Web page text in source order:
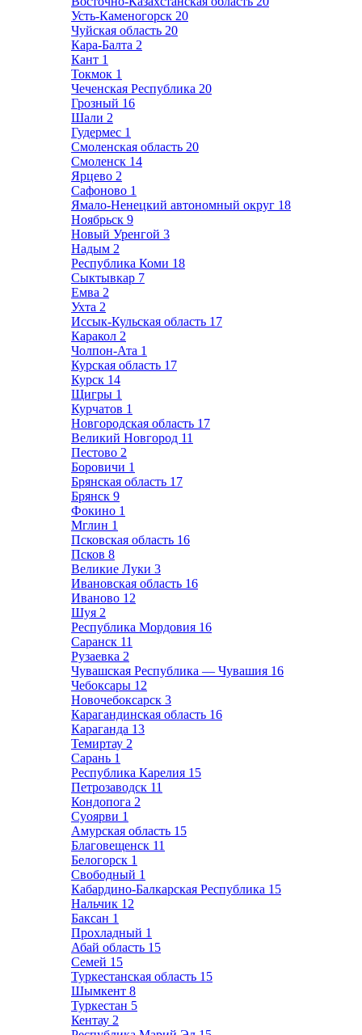
Усть-Каменогорск 20
Чуйская область 20
Кара-Балта 2
Кант 1
Токмок 1
Чеченская Республика 20
Грозный 16
Шали 2
Гудермес 1
Смоленская область 20
Смоленск 14
Ярцево 2
Сафоново 1
Ямало-Ненецкий автономный округ 18
Ноябрьск 9
Новый Уренгой 3
Надым 2
Республика Коми 18
Сыктывкар 7
Емва 2
Ухта 2
Иссык-Кульская область 17
Каракол 2
Чолпон-Ата 1
Курская область 17
Курск 14
Щигры 1
Курчатов 1
Новгородская область 17
Великий Новгород 11
Пестово 2
Боровичи 1
Брянская область 17
Брянск 9
Фокино 1
Мглин 1
Псковская область 16
Псков 8
Великие Луки 3
Ивановская область 16
Иваново 12
Шуя 2
Республика Мордовия 16
Саранск 11
Рузаевка 2
Чувашская Республика — Чувашия 16
Чебоксары 12
Новочебоксарск 3
Карагандинская область 16
Караганда 13
Темиртау 2
Сарань 1
Республика Карелия 15
Петрозаводск 11
Кондопога 2
Суоярви 1
Амурская область 15
Благовещенск 11
Белогорск 1
Свободный 1
Кабардино-Балкарская Республика 15
Нальчик 12
Баксан 1
Прохладный 1
Абай область 15
Семей 15
Туркестанская область 15
Шымкент 8
Туркестан 5
Кентау 2